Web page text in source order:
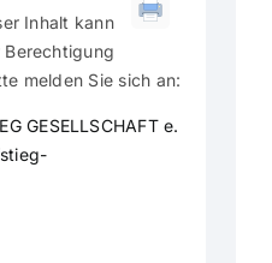
Inhalt kann
Berechtigung
melden Sie sich an:
GESELLSCHAFT e.